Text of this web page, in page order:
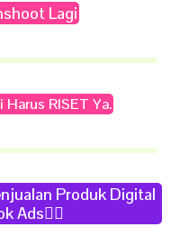
Lagi
Harus RISET Ya.
Produk Digital
Ads👇🏻